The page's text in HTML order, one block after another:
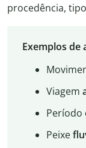
procedência,
Exemplos de
Viagem
Período
Peixe